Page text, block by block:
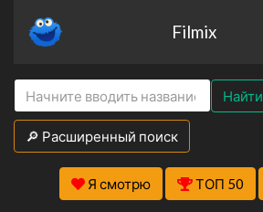
Filmix
Найти
🔎 Расширенный поиск
Я смотрю ТОП 50